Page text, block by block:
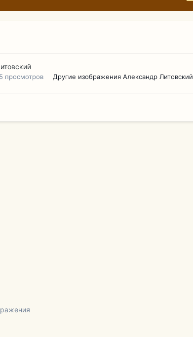
просмотров Другие изображения Александр Литовский